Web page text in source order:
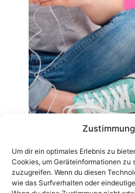
Um dir ein optimales Erlebnis zu
Cookies, um Geräteinformationen zu
zuzugreifen. Wenn du diesen
wie das Surfverhalten oder